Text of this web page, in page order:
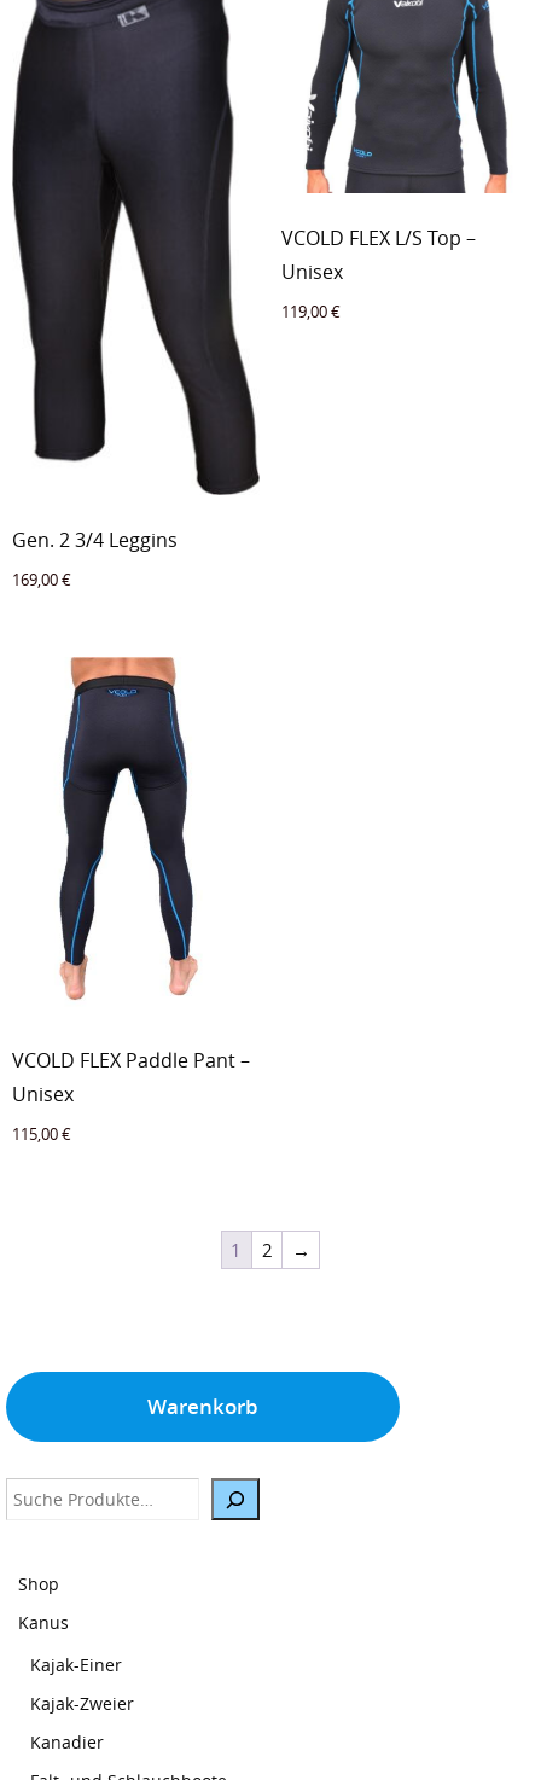
Gen. 2 3/4 Leggins
169,00€
VCOLD FLEX L/S Top –
Unisex
119,00€
VCOLD FLEX Paddle Pant –
Unisex
115,00€
1 2 →
Warenkorb
Suche
Shop
Kanus
Kajak-Einer
Kajak-Zweier
Kanadier